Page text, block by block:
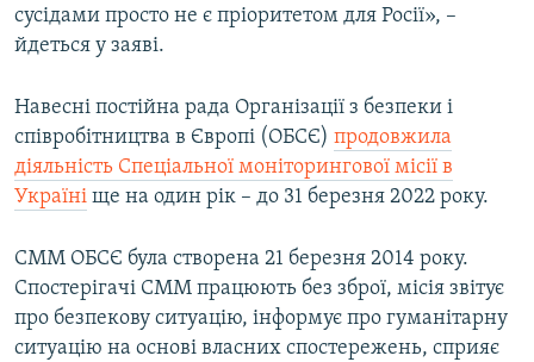
сусідами просто не є пріоритетом для Росії», –
йдеться у заяві.
Навесні постійна рада Організації з безпеки і
співробітництва в Європі (ОБСЄ) продовжила
діяльність Спеціальної моніторингової місії в
Україні ще на один рік – до 31 березня 2022 року.
СММ ОБСЄ була створена 21 березня 2014 року.
Спостерігачі СММ працюють без зброї, місія звітує
про безпекову ситуацію, інформує про гуманітарну
ситуацію на основі власних спостережень, сприяє